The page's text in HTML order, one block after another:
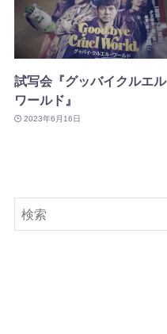
試写会『グッバイクルエル
ワールド』
2023年6月16日